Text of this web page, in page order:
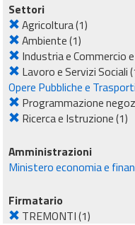
Settori
Agricoltura(1)
Ambiente(1)
Industria e Commercio
Lavoro e Servizi Sociali
Opere Pubbliche e Trasporti
Programmazione
Ricerca e Istruzione(1)
Amministrazioni
Ministero economia e
Firmatario
TREMONTI(1)